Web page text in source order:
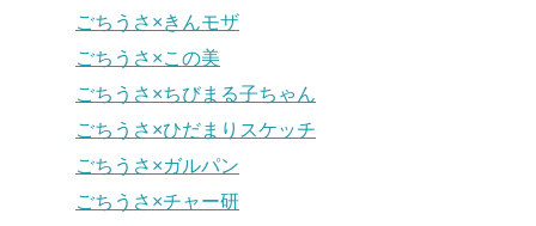
ごちうさ×きんモザ
ごちうさ×この美
ごちうさ×ちびまる子ちゃん
ごちうさ×ひだまりスケッチ
ごちうさ×ガルパン
ごちうさ×チャー研